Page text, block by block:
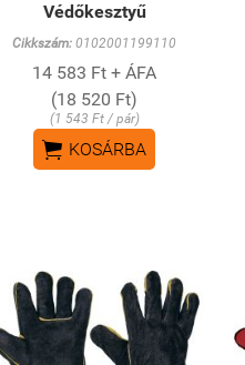
Védőkesztyű
Cikkszám: 0102001199110
14 583 Ft + ÁFA
(18 520 Ft)
(1 543 Ft / pár)
 KOSÁRBA